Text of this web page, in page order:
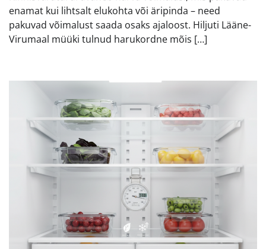
enamat kui lihtsalt elukohta või äripinda – need
pakuvad võimalust saada osaks ajaloost. Hiljuti Lääne-
Virumaal müüki tulnud harukordne mõis […]